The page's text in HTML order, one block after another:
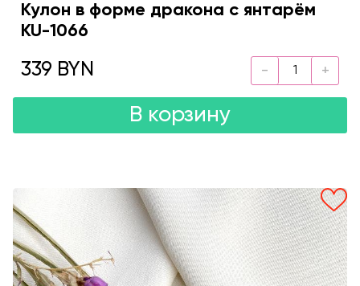
Кулон в форме дракона с янтарём
KU-1066
339 BYN
В корзину